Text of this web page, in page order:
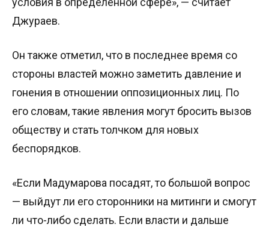
Джураев.
Он также отметил, что в последнее время со
стороны властей можно заметить давление и
гонения в отношении оппозиционных лиц. По
его словам, такие явления могут бросить вызов
обществу и стать толчком для новых
беспорядков.
«Если Мадумарова посадят, то большой вопрос
— выйдут ли его сторонники на митинги и смогут
ли что-либо сделать. Если власти и дальше